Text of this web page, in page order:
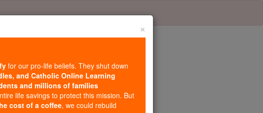
139
×
for our pro-life beliefs. They shut down
and Catholic Online Learning
and millions of families
life savings to protect this mission. But
cost of a coffee, we could rebuild